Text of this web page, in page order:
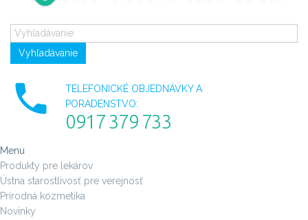
Vyhľadávanie
TELEFONICKÉ OBJEDNÁVKY A
PORADENSTVO:
0917 379 733
Menu
Produkty pre lekárov
Ústna starostlivosť pre verejnosť
Prírodná kozmetika
Novinky